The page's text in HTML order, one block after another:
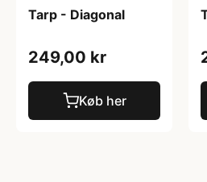
Tarp - Diagonal
249,00 kr
Køb her